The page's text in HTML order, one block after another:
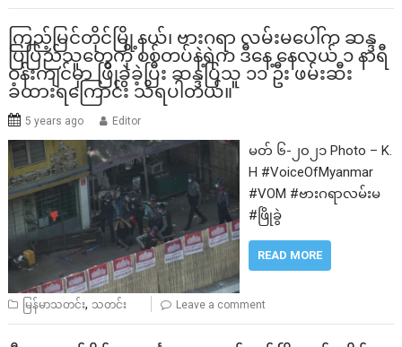
ကြည့်မြင်တိုင်မြို့နယ်၊ ဗားဂရာ လမ်းမပေါ်က ဆန္ဒ
ပြပြည်သူတွေကို စစ်တပ်နဲ့ရဲက ဒီနေ့ နေလယ် ၁ နာရီ
ဝန်းကျင်မှာ ဖြိုခွဲခဲ့ပြီး ဆန္ဒပြသူ ၁၁ ဦး ဖမ်းဆီး
ခံထားရကြောင်း သိရပါတယ်။
5 years ago Editor
မတ် ၆-၂၀၂၁ Photo – K.
H #VoiceOfMyanmar
#VOM #ဗားဂရာလမ်းမ
#ဖြိုခွဲ
READ MORE
မြန်မာသတင်း, သတင်း Leave a comment